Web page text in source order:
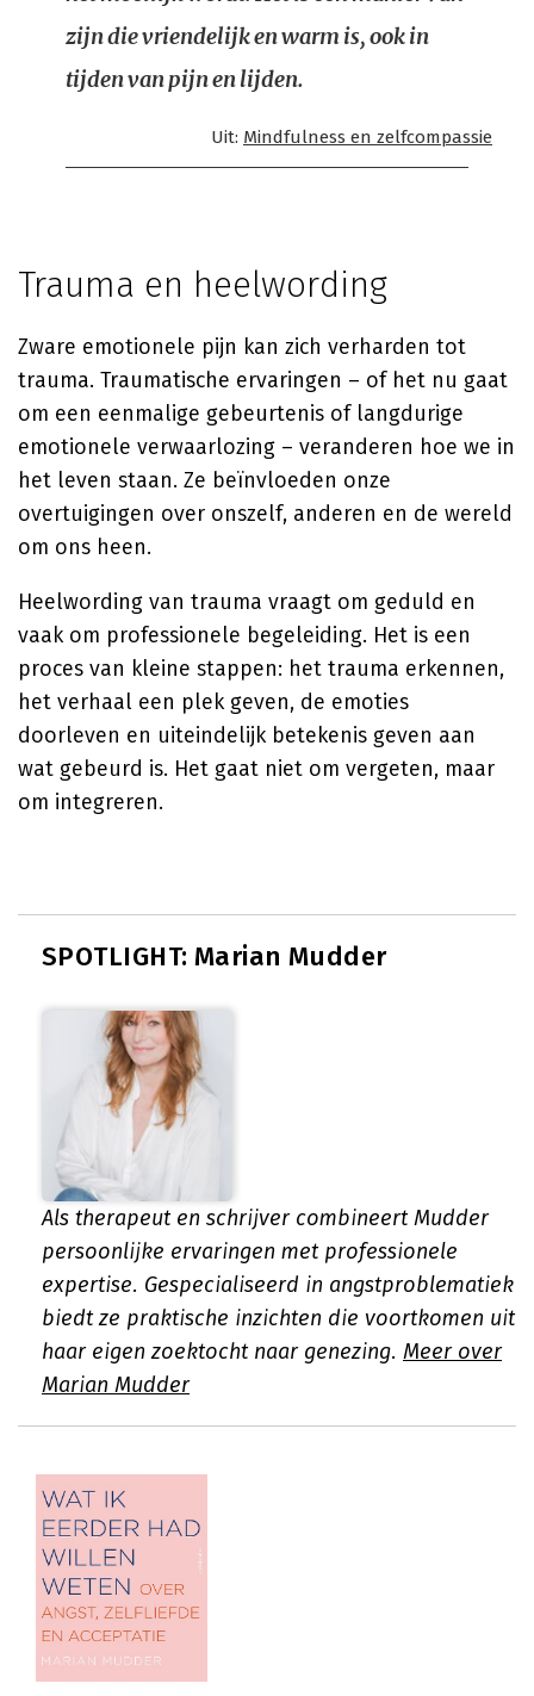
zijn die vriendelijk en warm is, ook in
tijden van pijn en lijden.
Uit: Mindfulness en zelfcompassie
Trauma en heelwording
Zware emotionele pijn kan zich verharden tot
trauma. Traumatische ervaringen – of het nu gaat
om een eenmalige gebeurtenis of langdurige
emotionele verwaarlozing – veranderen hoe we in
het leven staan. Ze beïnvloeden onze
overtuigingen over onszelf, anderen en de wereld
om ons heen.
Heelwording van trauma vraagt om geduld en
vaak om professionele begeleiding. Het is een
proces van kleine stappen: het trauma erkennen,
het verhaal een plek geven, de emoties
doorleven en uiteindelijk betekenis geven aan
wat gebeurd is. Het gaat niet om vergeten, maar
om integreren.
SPOTLIGHT: Marian Mudder
Als therapeut en schrijver combineert Mudder
persoonlijke ervaringen met professionele
expertise. Gespecialiseerd in angstproblematiek
biedt ze praktische inzichten die voortkomen uit
haar eigen zoektocht naar genezing. Meer over
Marian Mudder